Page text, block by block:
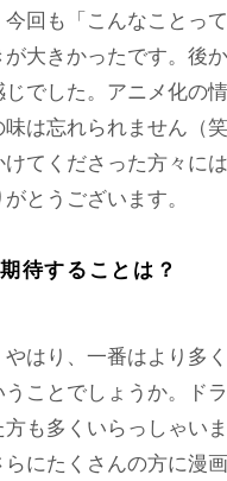
回も「こんなことっ
大きかったです。後
でした。アニメ化の
は忘れられません（
てくださった方々に
とうございます。
待することは？
はり、一番はより多く
ことでしょうか。ド
も多くいらっしゃいま
にたくさんの方に漫